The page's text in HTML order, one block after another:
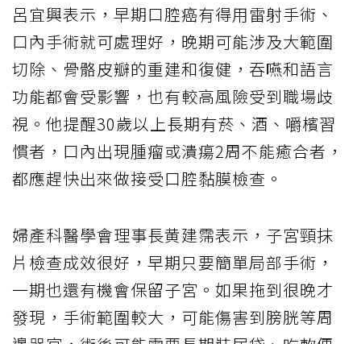
呂宜興表示，早期口腔癌有得用雷射手術、
口內手術就可處理好，晚期可能涉及大範圍
切除、骨骼皮瓣的重建和復健，吞嚥和語言
功能都會受影響，也有較高風險受到職場歧
視。他提醒30歲以上長期有菸、酒、嚼檳習
慣者，口內出現腫瘤或潰瘍2周不能癒合者，
都應趕快出來做接受口腔黏膜檢查。
婦產科醫學會理事長黄建霈表示，子宮頸抹
片檢查成效很好，早期只要簡單局部手術，
一期也還有機會保留子宮。如果拖到很晚才
發現，手術範圍較大，可能傷害到膀胱等周